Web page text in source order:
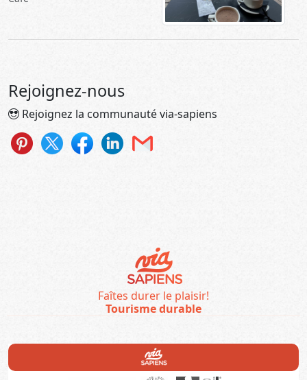
Rejoignez-nous
Rejoignez la communauté via-sapiens
Faîtes durer le plaisir!
Tourisme durable